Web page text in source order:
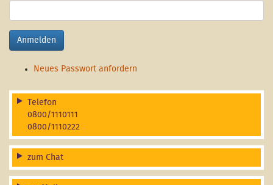
Anmelden
Neues Passwort anfordern
Telefon
0800/1110111
0800/1110222
zum Chat